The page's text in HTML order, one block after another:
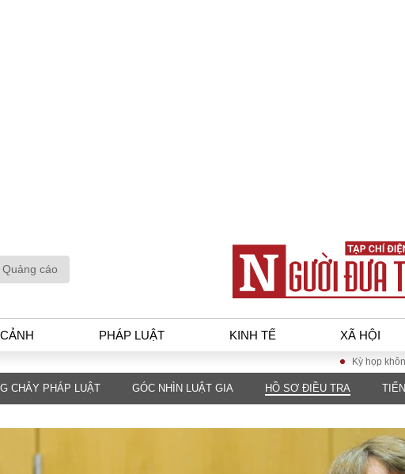
Quảng cáo
PHÁP LUẬT KINH TẾ XÃ HỘI
PHÁP LUẬT KINH TẾ
Tài chính - Ngân
Kỳ họp không
CHẢY PHÁP LUẬT GÓC NHÌN LUẬT GIA HỒ SƠ ĐIỀU TRA